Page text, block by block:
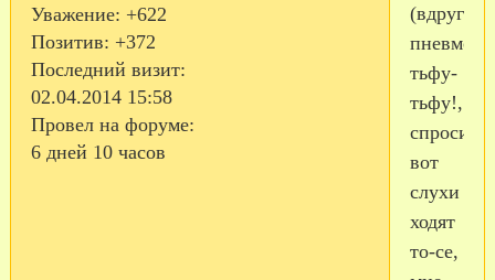
Уважение: +622
Позитив: +372
Последний визит:
02.04.2014 15:58
Провел на форуме:
6 дней 10 часов
(вдруг
тьфу-
тьфу!,
спросила
вот
слухи
ходят
то-се,